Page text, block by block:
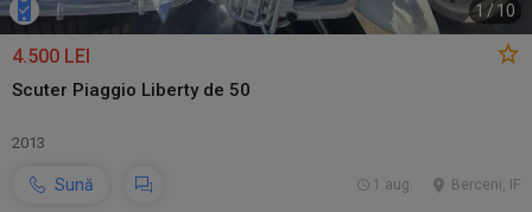
1 /10
4.500 LEI
Scuter Piaggio Liberty de 50
2013
Sună Berceni, IF
1 aug.